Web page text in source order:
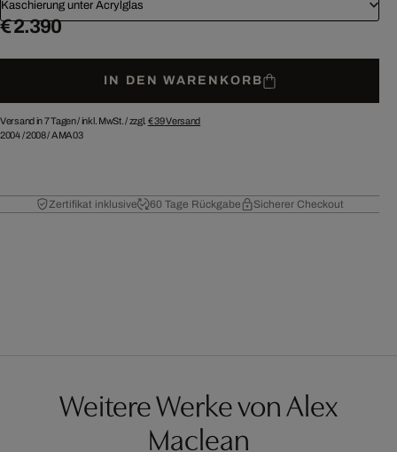
Kaschierung unter Acrylglas
€ 2.390
IN DEN WARENKORB
Versand in 7 Tagen /inkl. MwSt. / zzgl. € 39Versand
2004/2008/AMA03
Zertifikat inklusive 60 Tage Rückgabe Sicherer Checkout
Weitere Werke von Alex
Maclean